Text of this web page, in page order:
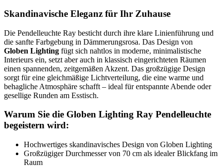
Skandinavische Eleganz für Ihr Zuhause
Die Pendelleuchte Ray besticht durch ihre klare Linienführung und
die sanfte Farbgebung in Dämmerungsrosa. Das Design von
Globen Lighting fügt sich nahtlos in moderne, minimalistische
Interieurs ein, setzt aber auch in klassisch eingerichteten Räumen
einen spannenden, zeitgemäßen Akzent. Das großzügige Design
sorgt für eine gleichmäßige Lichtverteilung, die eine warme und
behagliche Atmosphäre schafft – ideal für entspannte Abende oder
gesellige Runden am Esstisch.
Warum Sie die Globen Lighting Ray Pendelleuchte
begeistern wird:
Hochwertiges skandinavisches Design von Globen Lighting
Großzügiger Durchmesser von 70 cm als idealer Blickfang im
Raum